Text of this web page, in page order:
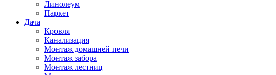
Линолеум
Паркет
Дача
Кровля
Канализация
Монтаж домашней печи
Монтаж забора
Монтаж лестниц